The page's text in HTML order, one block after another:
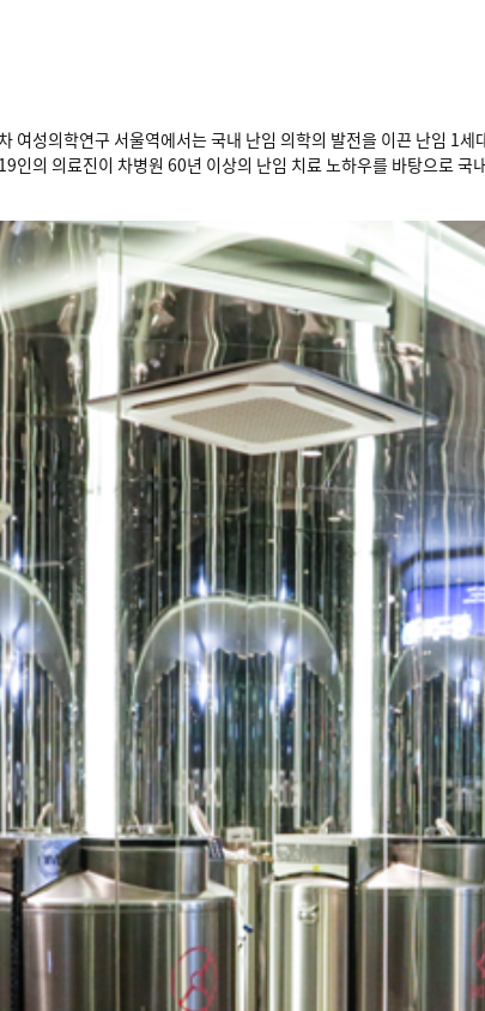
여성의학연구 서울역에서는 국내 난임 의학의 발전을 이끈 난임 1
인의 의료진이 차병원 60년 이상의 난임 치료 노하우를 바탕으로